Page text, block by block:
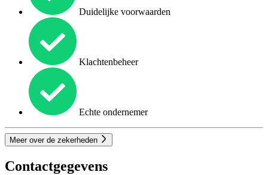
Duidelijke voorwaarden
Klachtenbeheer
Echte ondernemer
Meer over de zekerheden
Contactgegevens